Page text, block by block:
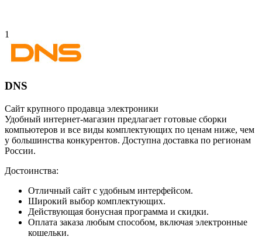
1
DNS
Сайт крупного продавца электроники
Удобный интернет-магазин предлагает готовые сборки
компьютеров и все виды комплектующих по ценам ниже, чем
у большинства конкурентов. Доступна доставка по регионам
России.
Достоинства:
Отличный сайт с удобным интерфейсом.
Широкий выбор комплектующих.
Действующая бонусная программа и скидки.
Оплата заказа любым способом, включая электронные
кошельки.